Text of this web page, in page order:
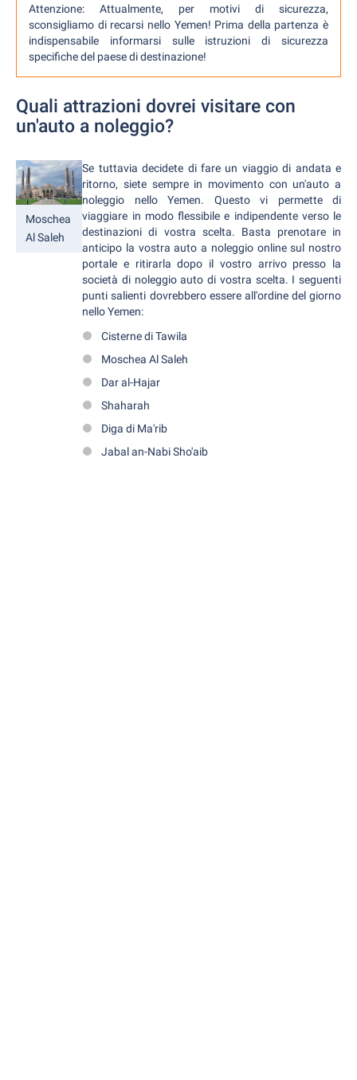
Attenzione: Attualmente, per motivi di sicurezza,
sconsigliamo di recarsi nello Yemen! Prima della partenza è
indispensabile informarsi sulle istruzioni di sicurezza
specifiche del paese di destinazione!
Quali attrazioni dovrei visitare con
un'auto a noleggio?
Moschea
Al Saleh
Se tuttavia decidete di fare un viaggio di andata e
ritorno, siete sempre in movimento con un'auto a
noleggio nello Yemen. Questo vi permette di
viaggiare in modo flessibile e indipendente verso le
destinazioni di vostra scelta. Basta prenotare in
anticipo la vostra auto a noleggio online sul nostro
portale e ritirarla dopo il vostro arrivo presso la
società di noleggio auto di vostra scelta. I seguenti
punti salienti dovrebbero essere all'ordine del giorno
nello Yemen:
Cisterne di Tawila
Moschea Al Saleh
Dar al-Hajar
Shaharah
Diga di Ma'rib
Jabal an-Nabi Sho'aib